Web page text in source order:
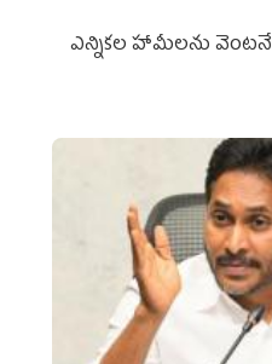
ఎన్నికల హామీలను